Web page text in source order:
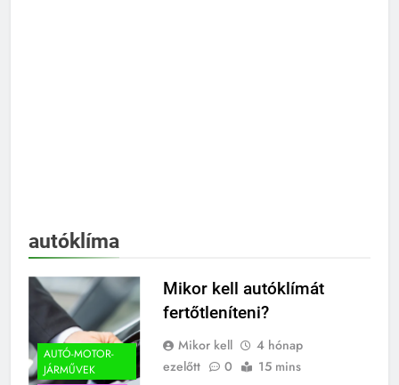
autóklíma
AUTÓ-MOTOR-
JÁRMŰVEK
Mikor kell autóklímát
fertőtleníteni?
Mikor kell
4 hónap
ezelőtt
0 15 mins